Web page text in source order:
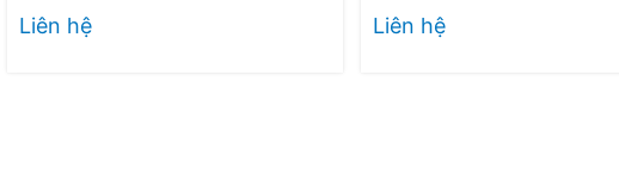
Liên hệ Liên hệ